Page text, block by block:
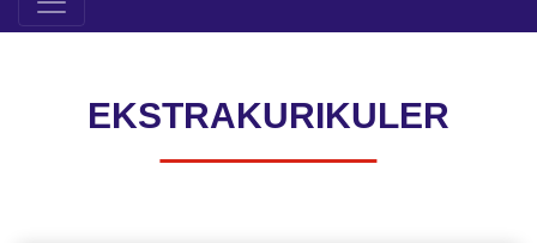
EKSTRAKURIKULER